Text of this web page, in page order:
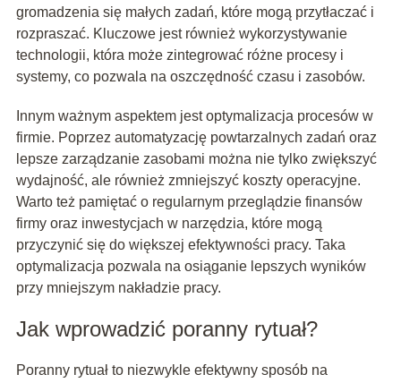
gromadzenia się małych zadań, które mogą przytłaczać i
rozpraszać. Kluczowe jest również wykorzystywanie
technologii, która może zintegrować różne procesy i
systemy, co pozwala na oszczędność czasu i zasobów.
Innym ważnym aspektem jest optymalizacja procesów w
firmie. Poprzez automatyzację powtarzalnych zadań oraz
lepsze zarządzanie zasobami można nie tylko zwiększyć
wydajność, ale również zmniejszyć koszty operacyjne.
Warto też pamiętać o regularnym przeglądzie finansów
firmy oraz inwestycjach w narzędzia, które mogą
przyczynić się do większej efektywności pracy. Taka
optymalizacja pozwala na osiąganie lepszych wyników
przy mniejszym nakładzie pracy.
Jak wprowadzić poranny rytuał?
Poranny rytuał to niezwykle efektywny sposób na